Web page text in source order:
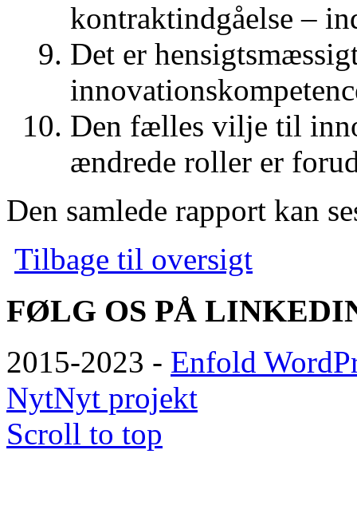
kontraktindgåelse –
Det er
Den fælles vilje til
ændrede roller er
Den samlede rapport kan
Tilbage til oversigt
FØLG OS PÅ
2015-2023 - Enfold
NytNyt projekt
Scroll to top